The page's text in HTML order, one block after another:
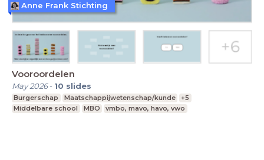
Vooroordelen
May 2026- 10 slides
Burgerschap Maatschappijwetenschap/kunde
+5
Middelbare school
MBO vmbo, mavo, havo, vwo
Anne Frank Stichting